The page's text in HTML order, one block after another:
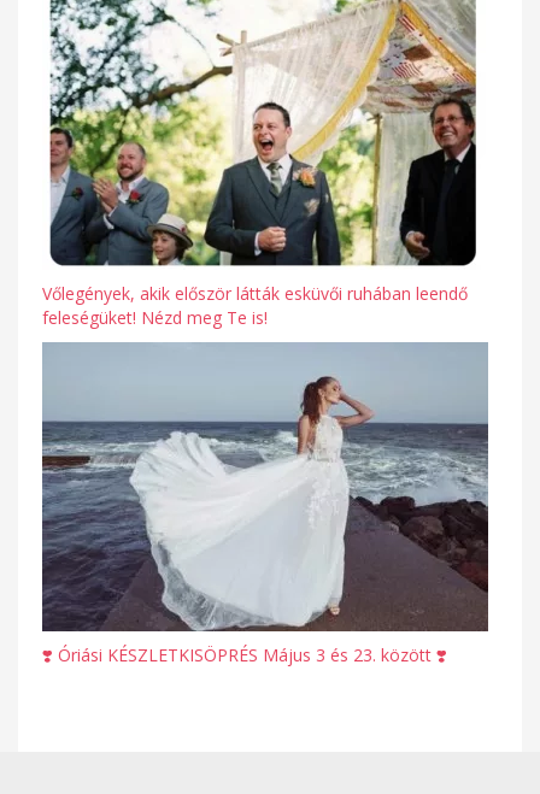
Vőlegények, akik először látták esküvői ruhában leendő
feleségüket! Nézd meg Te is!
❣️ Óriási KÉSZLETKISÖPRÉS Május 3 és 23. között ❣️